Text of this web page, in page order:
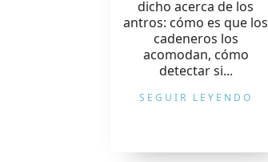
dicho acerca de los
antros: cómo es que los
cadeneros los
acomodan, cómo
detectar si...
SEGUIR LEYENDO